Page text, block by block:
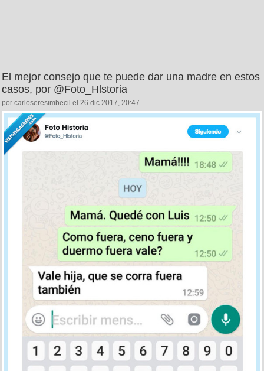
El mejor consejo que te puede dar una madre en estos
casos, por @Foto_Hlstoria
por carloseresimbecil el 26 dic 2017, 20:47